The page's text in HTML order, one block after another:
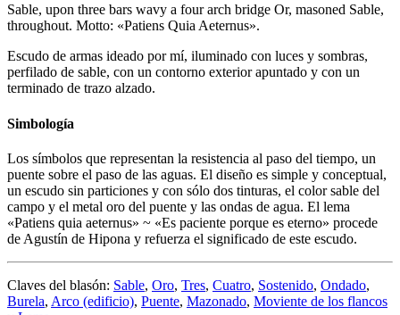
Sable, upon three bars wavy a four arch bridge Or, masoned Sable,
throughout. Motto: «Patiens Quia Aeternus».
Escudo de armas ideado por mí, iluminado con luces y sombras,
perfilado de sable, con un contorno exterior apuntado y con un
terminado de trazo alzado.
Simbología
Los símbolos que representan la resistencia al paso del tiempo, un
puente sobre el paso de las aguas. El diseño es simple y conceptual,
un escudo sin particiones y con sólo dos tinturas, el color sable del
campo y el metal oro del puente y las ondas de agua. El lema
«Patiens quia aeternus» ~ «Es paciente porque es eterno» procede
de Agustín de Hipona y refuerza el significado de este escudo.
Claves del blasón: Sable, Oro, Tres, Cuatro, Sostenido, Ondado,
Burela, Arco (edificio), Puente, Mazonado, Moviente de los flancos